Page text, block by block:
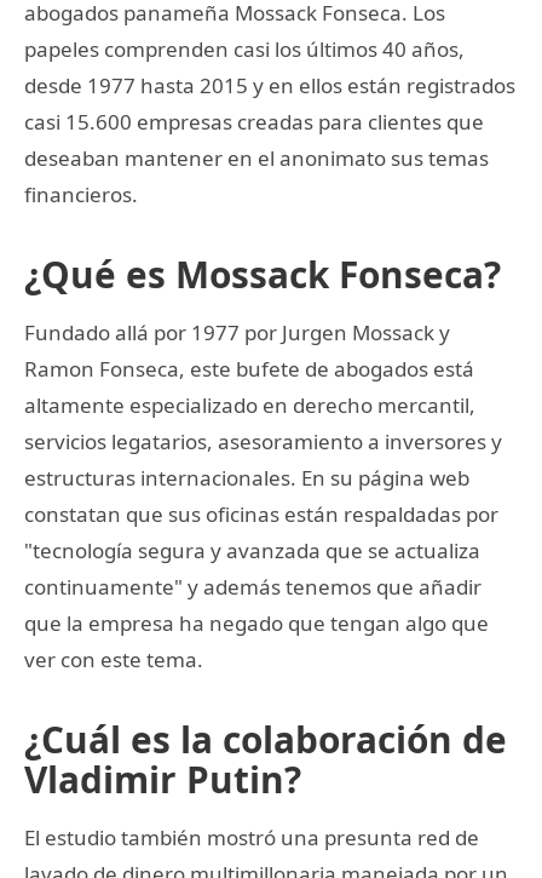
abogados panameña Mossack Fonseca. Los
papeles comprenden casi los últimos 40 años,
desde 1977 hasta 2015 y en ellos están registrados
casi 15.600 empresas creadas para clientes que
deseaban mantener en el anonimato sus temas
financieros.
¿Qué es Mossack Fonseca?
Fundado allá por 1977 por Jurgen Mossack y
Ramon Fonseca, este bufete de abogados está
altamente especializado en derecho mercantil,
servicios legatarios, asesoramiento a inversores y
estructuras internacionales. En su página web
constatan que sus oficinas están respaldadas por
"tecnología segura y avanzada que se actualiza
continuamente" y además tenemos que añadir
que la empresa ha negado que tengan algo que
ver con este tema.
¿Cuál es la colaboración de
Vladimir Putin?
El estudio también mostró una presunta red de